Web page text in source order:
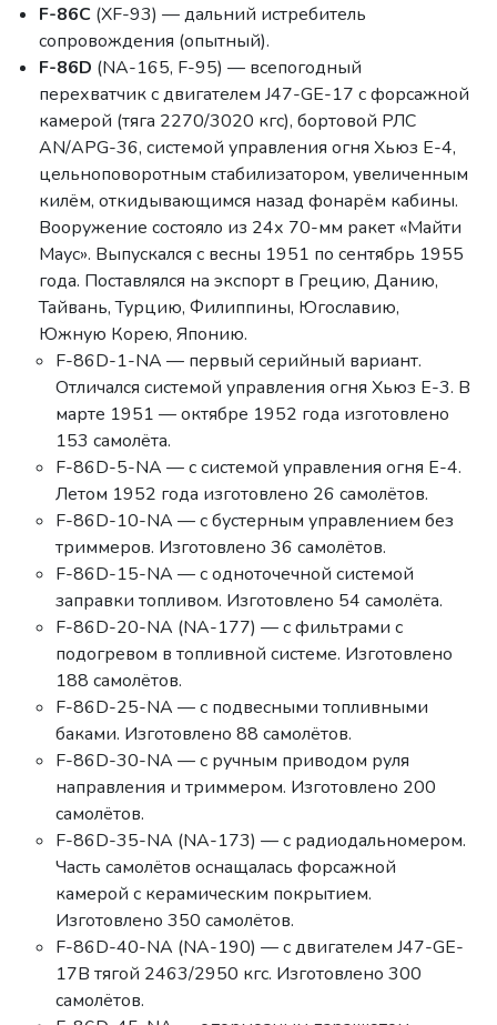
F-86C (XF-93) — дальний истребитель
сопровождения (опытный).
F-86D (NA-165, F-95) — всепогодный
перехватчик с двигателем J47-GE-17 с форсажной
камерой (тяга 2270/3020 кгс), бортовой РЛС
AN/APG-36, системой управления огня Хьюз E-4,
цельноповоротным стабилизатором, увеличенным
килём, откидывающимся назад фонарём кабины.
Вооружение состояло из 24х 70-мм ракет «Майти
Маус». Выпускался с весны 1951 по сентябрь 1955
года. Поставлялся на экспорт в Грецию, Данию,
Тайвань, Турцию, Филиппины, Югославию,
Южную Корею, Японию.
F-86D-1-NA — первый серийный вариант.
Отличался системой управления огня Хьюз E-3. В
марте 1951 — октябре 1952 года изготовлено
153 самолёта.
F-86D-5-NA — с системой управления огня E-4.
Летом 1952 года изготовлено 26 самолётов.
F-86D-10-NA — с бустерным управлением без
триммеров. Изготовлено 36 самолётов.
F-86D-15-NA — с одноточечной системой
заправки топливом. Изготовлено 54 самолёта.
F-86D-20-NA (NA-177) — с фильтрами с
подогревом в топливной системе. Изготовлено
188 самолётов.
F-86D-25-NA — с подвесными топливными
баками. Изготовлено 88 самолётов.
F-86D-30-NA — с ручным приводом руля
направления и триммером. Изготовлено 200
самолётов.
F-86D-35-NA (NA-173) — с радиодальномером.
Часть самолётов оснащалась форсажной
камерой с керамическим покрытием.
Изготовлено 350 самолётов.
F-86D-40-NA (NA-190) — с двигателем J47-GE-
17B тягой 2463/2950 кгс. Изготовлено 300
самолётов.